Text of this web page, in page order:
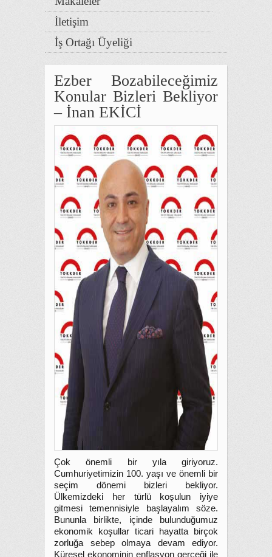
İletişim
İş Ortağı Üyeliği
Ezber Bozabileceğimiz
Konular Bizleri Bekliyor
– İnan EKİCİ
Çok önemli bir yıla giriyoruz.
Cumhuriyetimizin 100. yaşı ve önemli bir
seçim dönemi bizleri bekliyor.
Ülkemizdeki her türlü koşulun iyiye
gitmesi temennisiyle başlayalım söze.
Bununla birlikte, içinde bulunduğumuz
ekonomik koşullar ticari hayatta birçok
zorluğa sebep olmaya devam ediyor.
Küresel ekonominin enflasyon gerçeği ile